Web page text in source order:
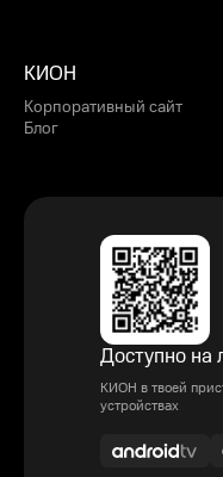
КИОН
Корпоративный сайт
Блог
Доступно
КИОН в твоей
устройствах